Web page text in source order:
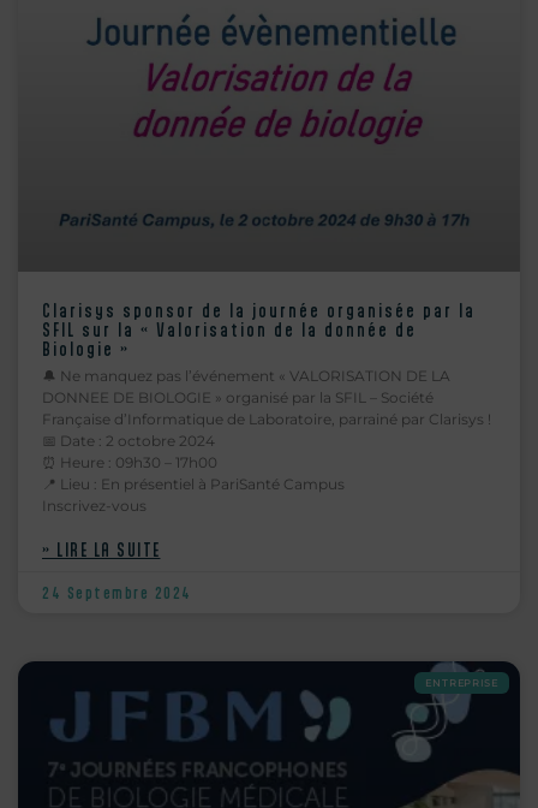
Clarisys sponsor de la journée organisée par la
SFIL sur la « Valorisation de la donnée de
Biologie »
🔔 Ne manquez pas l’événement « VALORISATION DE LA
DONNEE DE BIOLOGIE » organisé par la SFIL – Société
Française d’Informatique de Laboratoire, parrainé par Clarisys !
📅 Date : 2 octobre 2024
⏰ Heure : 09h30 – 17h00
📍 Lieu : En présentiel à PariSanté Campus
Inscrivez-vous
» LIRE LA SUITE
24 Septembre 2024
ENTREPRISE